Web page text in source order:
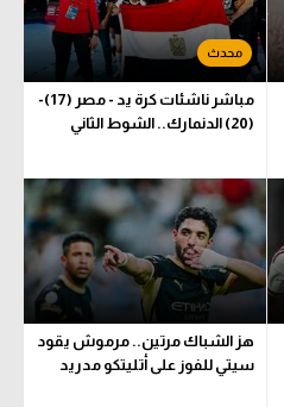
مباشر ناشئات كرة يد - مصر (17)-
(20) الدنمارك.. الشوط الثاني
هز الشباك مرتين.. مرموش يقود
سيتي للفوز على أتليتكو مدريد